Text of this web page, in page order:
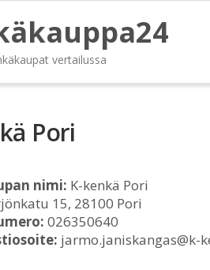
vertailussa
Pori
nimi: K-kenkä Pori
15, 28100 Pori
026350640
jarmo.janiskangas@k-